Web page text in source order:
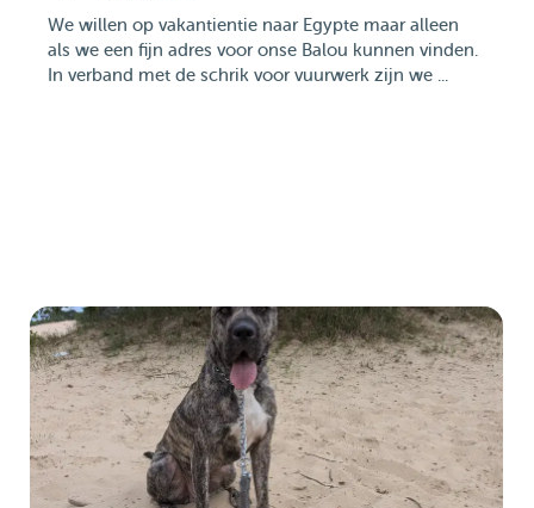
We willen op vakantientie naar Egypte maar alleen
als we een fijn adres voor onse Balou kunnen vinden.
In verband met de schrik voor vuurwerk zijn we ...